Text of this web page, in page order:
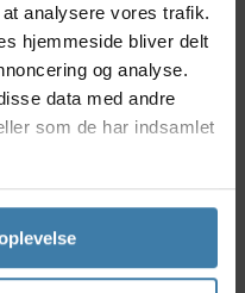
analysere vores trafik.
hjemmeside bliver delt
og analyse.
data med andre
som de har indsamlet
EV 11 gears type
de forreste klinger
hvis mindste klinge er
maksimalt være
39 tænder, som er
når man tager
+ det mindste tandhjul
af tænder på det